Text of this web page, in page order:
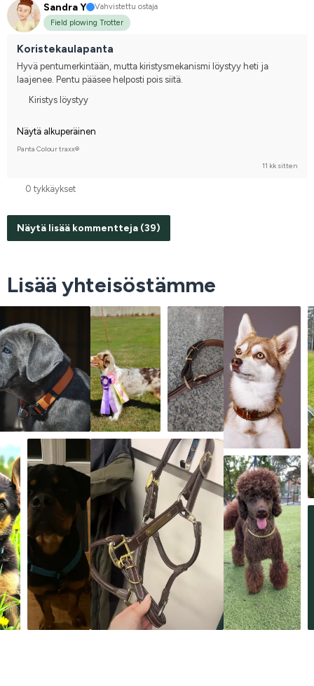
Sandra Y
Vahvistettu ostaja
Field plowing Trotter
Koristekaulapanta
Hyvä pentumerkintään, mutta kiristysmekanismi löystyy heti ja
laajenee. Pentu pääsee helposti pois siitä.
Kiristys löystyy
Näytä alkuperäinen
Panta Colour traxx®
11 kk sitten
0 tykkäykset
Näytä lisää kommentteja (39)
Lisää yhteisöstämme